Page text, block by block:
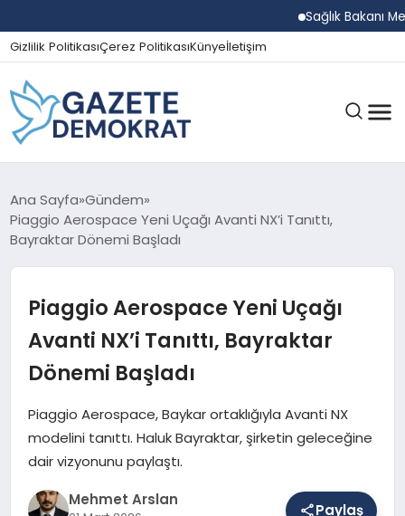
Sağlık Bakanı
Gizlilik PolitikasıÇerez PolitikasıKünyeİletişim
GÜNDEM
EKONOMI
SPOR
SAĞLIK
Ana Sayfa Gündem
Piaggio Aerospace Yeni Uçağı Avanti NX’i Tanıttı,
Bayraktar Dönemi Başladı
Piaggio Aerospace Yeni Uçağı
Avanti NX’i Tanıttı, Bayraktar
Dönemi Başladı
Piaggio Aerospace, Baykar ortaklığıyla Avanti NX
modelini tanıttı. Haluk Bayraktar, şirketin geleceğine
dair vizyonunu paylaştı.
Mehmet Arslan
Paylaş